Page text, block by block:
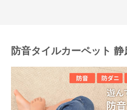
防音タイルカーペット 静